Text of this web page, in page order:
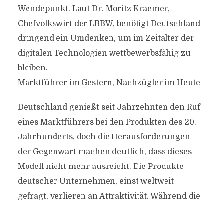
Wendepunkt. Laut Dr. Moritz Kraemer,
Chefvolkswirt der LBBW, benötigt Deutschland
dringend ein Umdenken, um im Zeitalter der
digitalen Technologien wettbewerbsfähig zu
bleiben.
Marktführer im Gestern, Nachzügler im Heute
Deutschland genießt seit Jahrzehnten den Ruf
eines Marktführers bei den Produkten des 20.
Jahrhunderts, doch die Herausforderungen
der Gegenwart machen deutlich, dass dieses
Modell nicht mehr ausreicht. Die Produkte
deutscher Unternehmen, einst weltweit
gefragt, verlieren an Attraktivität. Während die